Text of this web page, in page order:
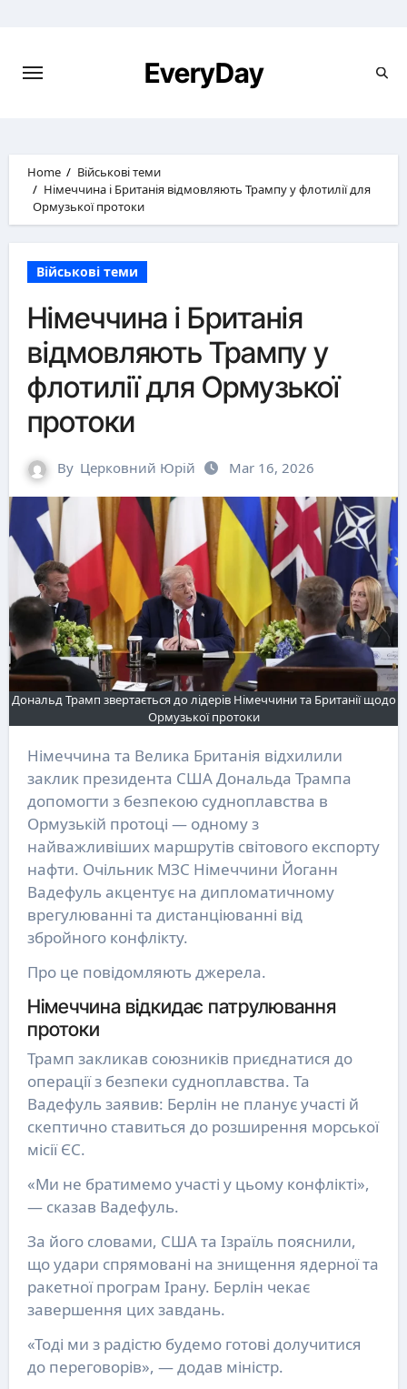
EveryDay
Home
Військові теми
Німеччина і Британія відмовляють Трампу у флотилії для
Ормузької протоки
Військові теми
Німеччина і Британія
відмовляють Трампу у
флотилії для Ормузької
протоки
By Церковний Юрій Mar 16, 2026
Дональд Трамп звертається до лідерів Німеччини та Британії щодо
Ормузької протоки
Німеччина та Велика Британія відхилили
заклик президента США Дональда Трампа
допомогти з безпекою судноплавства в
Ормузькій протоці — одному з
найважливіших маршрутів світового експорту
нафти. Очільник МЗС Німеччини Йоганн
Вадефуль акцентує на дипломатичному
врегулюванні та дистанціюванні від
збройного конфлікту.
Про це повідомляють джерела.
Німеччина відкидає патрулювання
протоки
Трамп закликав союзників приєднатися до
операції з безпеки судноплавства. Та
Вадефуль заявив: Берлін не планує участі й
скептично ставиться до розширення морської
місії ЄС.
«Ми не братимемо участі у цьому конфлікті»,
— сказав Вадефуль.
За його словами, США та Ізраїль пояснили,
що удари спрямовані на знищення ядерної та
ракетної програм Ірану. Берлін чекає
завершення цих завдань.
«Тоді ми з радістю будемо готові долучитися
до переговорів», — додав міністр.